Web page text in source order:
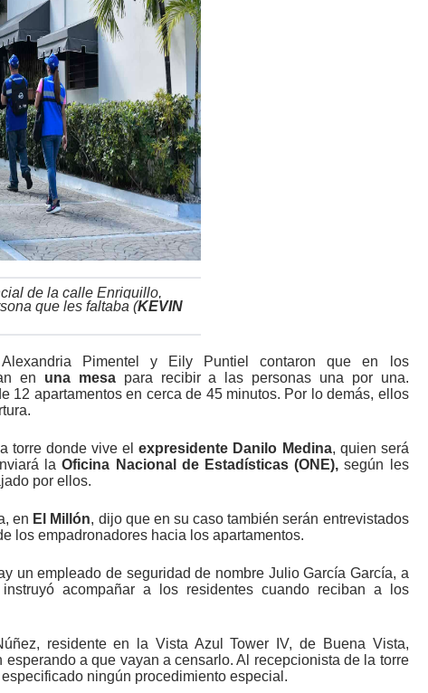
de la calle Enriquillo,
que les faltaba (KEVIN
Alexandria Pimentel y Eily Puntiel contaron que en los
en una mesapara recibir a las personas una por una.
12 apartamentos en cerca de 45 minutos. Por lo demás, ellos
torre donde vive elexpresidente Danilo Medina, quien será
laOficina Nacional de Estadísticas (ONE), según les
por ellos.
en El Millón, dijo que en su caso también serán entrevistados
los empadronadores hacia los apartamentos.
un empleado de seguridad de nombre Julio García García, a
acompañar a los residentes cuando reciban a los
residente en la Vista Azul Tower IV, de Buena Vista,
a que vayan a censarlo. Al recepcionista de la torre
ningún procedimiento especial.